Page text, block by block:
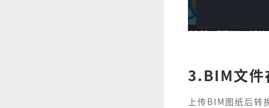
3.BIM文件
上传BIM图纸后